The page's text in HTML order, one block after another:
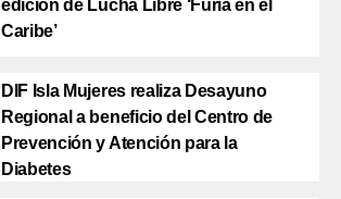
edición de Lucha Libre ‘Furia en el
Caribe’
DIF Isla Mujeres realiza Desayuno
Regional a beneficio del Centro de
Prevención y Atención para la
Diabetes